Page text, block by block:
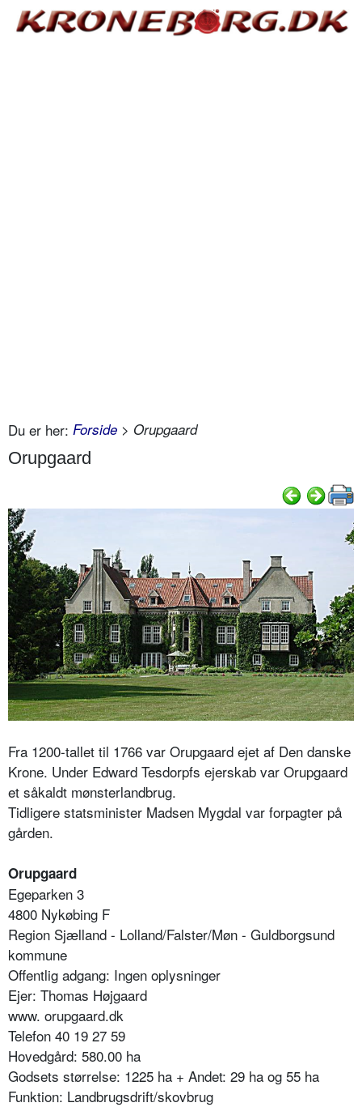
Du er her: Forside > Orupgaard
Orupgaard
Fra 1200-tallet til 1766 var Orupgaard ejet af Den danske
Krone. Under Edward Tesdorpfs ejerskab var Orupgaard
et såkaldt mønsterlandbrug.
Tidligere statsminister Madsen Mygdal var forpagter på
gården.
Orupgaard
Egeparken 3
4800 Nykøbing F
Region Sjælland - Lolland/Falster/Møn - Guldborgsund
kommune
Offentlig adgang: Ingen oplysninger
Ejer: Thomas Højgaard
www. orupgaard.dk
Telefon 40 19 27 59
Hovedgård: 580.00 ha
Godsets størrelse: 1225 ha + Andet: 29 ha og 55 ha
Funktion: Landbrugsdrift/skovbrug